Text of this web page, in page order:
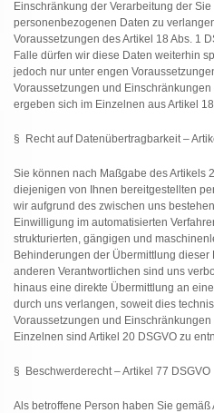
Einschränkung der Verarbeitung der
personenbezogenen Daten zu
Voraussetzungen des Artikel 18 Abs. 1
Falle dürfen wir diese Daten weiterhin
jedoch nur unter engen
Voraussetzungen und
ergeben sich im Einzelnen aus Artikel
§ Recht auf Datenübertragbarkeit –
Sie können nach Maßgabe des Artikels
diejenigen von Ihnen bereitgestellten
wir aufgrund des zwischen uns
Einwilligung im automatisierten
strukturierten, gängigen und
Behinderungen der Übermittlung dieser
anderen Verantwortlichen sind uns
hinaus eine direkte Übermittlung an
durch uns verlangen, soweit dies
Voraussetzungen und
Einzelnen sind Artikel 20 DSGVO zu
§ Beschwerderecht – Artikel 77 DSGVO
Als betroffene Person haben Sie gemäß